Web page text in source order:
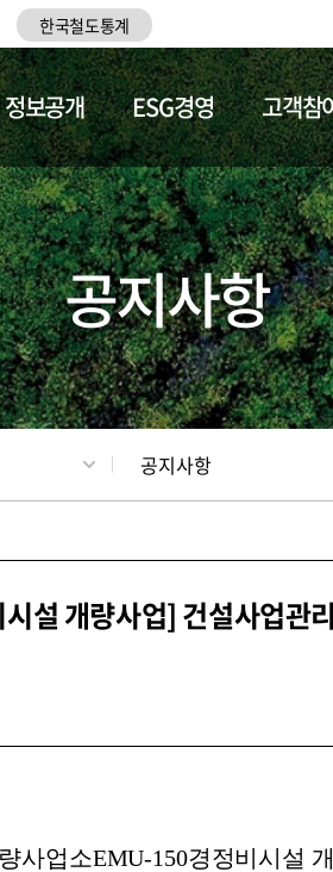
한국철도통계
정보공개 ESG경영 고객참
갤러리
공지사항
공지사항
설 개량사업] 건설사업관
사업소EMU-150경정비시설